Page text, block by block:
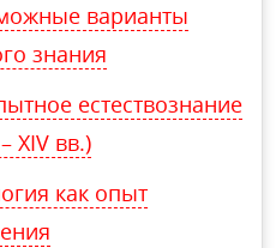
варианты
знания
естествознание
ХIV вв.)
как опыт